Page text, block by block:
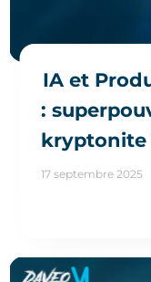
IA et
:
kryptonite
17 septembre 2025